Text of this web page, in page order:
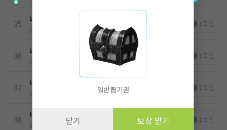
35 나쁜 소유 35화
Ep.35 22.11.15
1코인
36 나쁜 소유 36화
Ep.36 22.11.15
1코인
37 나쁜 소유 37화
Ep.37 22.11.15
1코인
38 나쁜 소유 38화
Ep.38 0
1코인
일반뽑기권
닫기 보상 받기